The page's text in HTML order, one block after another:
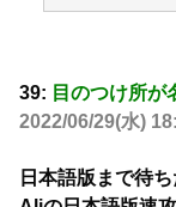
39: 目のつけ所が
2022/06/29(水)
日本語版まで待